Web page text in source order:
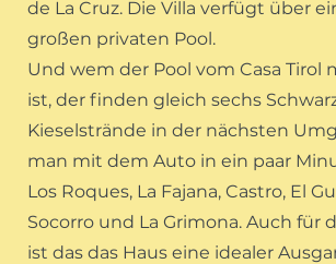
de La Cruz. Die Villa verfügt über
großen privaten Pool.
Und wem der Pool vom Casa Tirol
ist, der finden gleich sechs
Kieselstrände in der nächsten
man mit dem Auto in ein paar
Los Roques, La Fajana, Castro, El
Socorro und La Grimona. Auch für
ist das das Haus eine idealer